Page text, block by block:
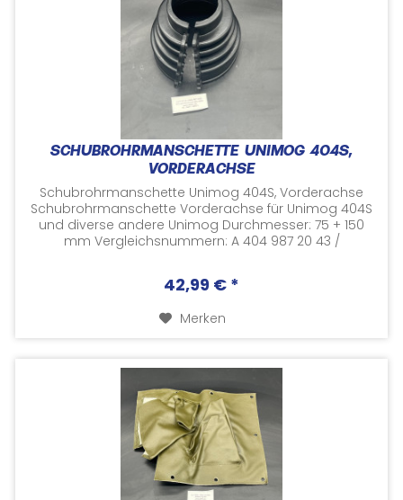
SCHUBROHRMANSCHETTE UNIMOG 404S,
VORDERACHSE
Schubrohrmanschette Unimog 404S, Vorderachse
Schubrohrmanschette Vorderachse für Unimog 404S
und diverse andere Unimog Durchmesser: 75 + 150
mm Vergleichsnummern: A 404 987 20 43 /
42,99 € *
Merken